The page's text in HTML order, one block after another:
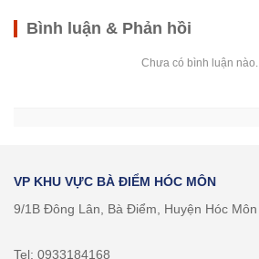
Bình luận & Phản hồi
Chưa có bình luận nào.
VP KHU VỰC BÀ ĐIỂM HÓC MÔN
9/1B Đông Lân, Bà Điểm, Huyện Hóc Môn
Tel: 0933184168